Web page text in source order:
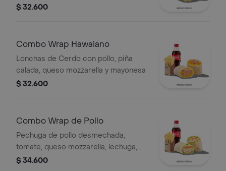
cerdo,cordero y res,
Qbano
$ 32.600
Combo Wrap Hawaiano
Lonchas de Cerdo con pollo, piña
calada, queso mozzarella y mayonesa
$ 32.600
Combo Wrap de Pollo
Pechuga de pollo desmechada,
tomate, queso mozzarella, lechuga,
mayonesa, papas a la francesa y
$ 34.600